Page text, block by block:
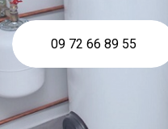
09 72 66 89 55